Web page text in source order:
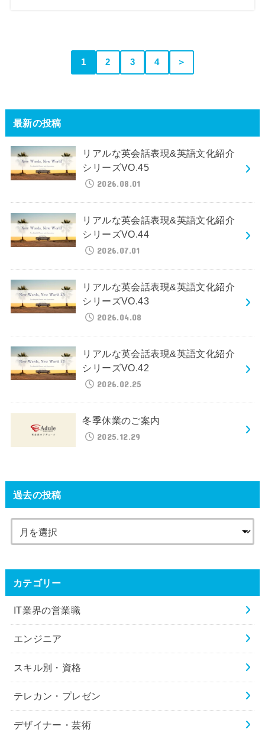
1 2 3 4 ＞
最新の投稿
リアルな英会話表現&英語文化紹介
シリーズVO.45
2026.08.01
リアルな英会話表現&英語文化紹介
シリーズVO.44
2026.07.01
リアルな英会話表現&英語文化紹介
シリーズVO.43
2026.04.08
リアルな英会話表現&英語文化紹介
シリーズVO.42
2026.02.25
冬季休業のご案内
2025.12.29
過去の投稿
カテゴリー
IT業界の営業職
エンジニア
スキル別・資格
テレカン・プレゼン
デザイナー・芸術